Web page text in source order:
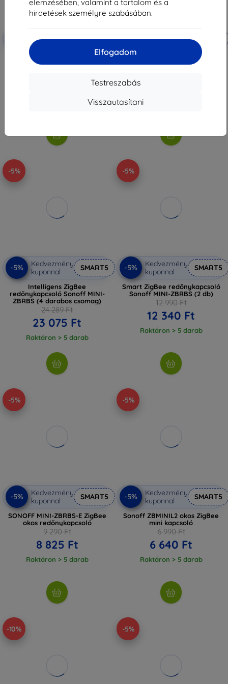
elemzésében, valamint a tartalom és a
hirdetések személyre szabásában.
Elfogadom
Testreszabás
Visszautasítani
kuponnal
EXTRA10
Avatto WSM20-W1 smart switch
module
Raktáron > 5 darab
-5% SMART5
Sonoff MINI-ZB2GS ZigBee
kétcsatornás mini kapcsoló
Raktáron > 5 darab
-5%
-5%
Kedvezmény
kuponnal
SMART5
Intelligens ZigBee
redőnykapcsoló Sonoff MINI-
ZBRBS (4 darabos csomag)
24 289 Ft
23 075 Ft
Raktáron > 5 darab
-5%
-5%
Kedvezmény
kuponnal
SMART5
Smart ZigBee redőnykapcsoló
Sonoff MINI-ZBRBS (2 db)
12 990 Ft
12 340 Ft
Raktáron > 5 darab
-5%
-5%
Kedvezmény
kuponnal
SMART5
SONOFF MINI-ZBRBS-E ZigBee
okos redőnykapcsoló
9 290 Ft
8 825 Ft
Raktáron > 5 darab
-5%
-5%
Kedvezmény
kuponnal
SMART5
Sonoff ZBMINIL2 okos ZigBee
mini kapcsoló
6 990 Ft
6 640 Ft
Raktáron > 5 darab
-10% -5%